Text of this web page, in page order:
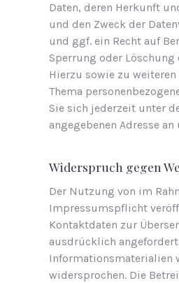
Daten, deren Herkunft
und den Zweck der
und ggf. ein Recht auf
Sperrung oder Löschung
Hierzu sowie zu
Thema
Sie sich jederzeit unter
angegebenen Adresse an
Widerspruch gegen
Der Nutzung von im
Impressumspflicht
Kontaktdaten zur
ausdrücklich
Informationsmaterialien
widersprochen. Die